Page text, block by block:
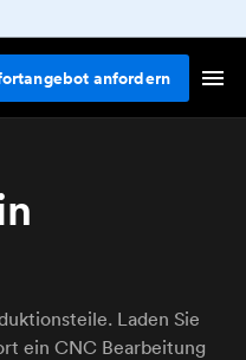
anfordern
Laden Sie
ein CNC Bearbeitung